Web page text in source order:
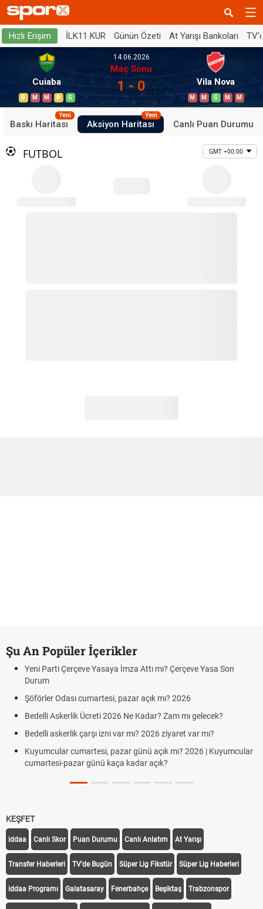
Hızlı Erişim İLK11 KUR Günün Özeti At Yarışı Bankoları
Cuiaba
B M M B G
14.06.2026
Maç Sonu
1 - 0 Vila Nova
M M G M M
Baskı Haritası
Yeni
Aksiyon Haritası
Yeni
Canlı Puan Durumu
FUTBOL GMT +00:00
Şu An Popüler İçerikler
Yeni Parti Çerçeve Yasaya İmza Attı mı? Çerçeve Yasa Son
Durum
Şöförler Odası cumartesi, pazar açık mı? 2026
Bedelli Askerlik Ücreti 2026 Ne Kadar? Zam mı gelecek?
Bedelli askerlik çarşı izni var mı? 2026 ziyaret var mı?
Kuyumcular cumartesi, pazar günü açık mı? 2026 | Kuyumcular
cumartesi-pazar günü kaça kadar açık?
KEŞFET
iddaa Canlı Skor Puan Durumu Canlı Anlatım At Yarışı
Transfer Haberleri TV'de Bugün Süper Lig Fikstür Süper Lig Haberleri
iddaa Programı Galatasaray Fenerbahçe Beşiktaş Trabzonspor